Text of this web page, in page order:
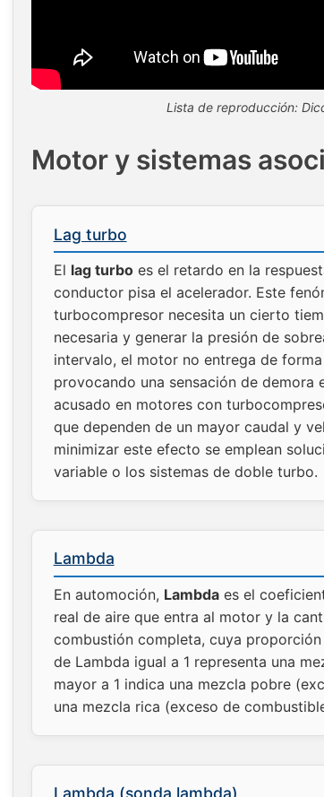
Lista de reproducción:
Motor y sistemas
Lag turbo
El lag turboes el retardo en la
conductor pisa el acelerador. Este
turbocompresor necesita un cierto
necesaria y generar la presión de
intervalo, el motor no entrega de
provocando una sensación de demora
acusado en motores con
que dependen de un mayor caudal y
minimizar este efecto se emplean
variable o los sistemas de doble turbo.
Lambda
En automoción, Lambdaes el
real de aire que entra al motor y la
combustión completa, cuya
de Lambda igual a 1 representa una
mayor a 1 indica una mezcla pobre
una mezcla rica (exceso de
Lambda (sonda lambda)